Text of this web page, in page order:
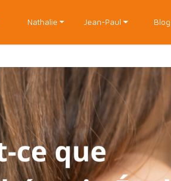
Nathalie Jean-Paul Blog